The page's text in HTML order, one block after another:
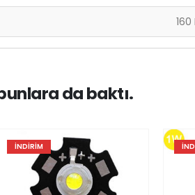
160
da baktı.
İNDIRIM